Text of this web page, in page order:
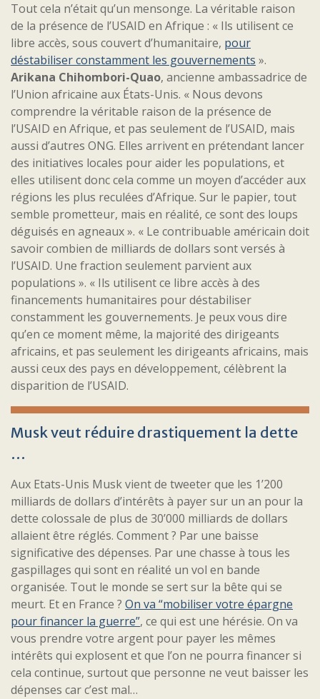
Tout cela n’était qu’un mensonge. La véritable raison
de la présence de l’USAID en Afrique : « Ils utilisent ce
libre accès, sous couvert d’humanitaire, pour
déstabiliser constamment les gouvernements ».
Arikana Chihombori-Quao, ancienne ambassadrice de
l’Union africaine aux États-Unis. « Nous devons
comprendre la véritable raison de la présence de
l’USAID en Afrique, et pas seulement de l’USAID, mais
aussi d’autres ONG. Elles arrivent en prétendant lancer
des initiatives locales pour aider les populations, et
elles utilisent donc cela comme un moyen d’accéder aux
régions les plus reculées d’Afrique. Sur le papier, tout
semble prometteur, mais en réalité, ce sont des loups
déguisés en agneaux ». « Le contribuable américain doit
savoir combien de milliards de dollars sont versés à
l’USAID. Une fraction seulement parvient aux
populations ». « Ils utilisent ce libre accès à des
financements humanitaires pour déstabiliser
constamment les gouvernements. Je peux vous dire
qu’en ce moment même, la majorité des dirigeants
africains, et pas seulement les dirigeants africains, mais
aussi ceux des pays en développement, célèbrent la
disparition de l’USAID.
Musk veut réduire drastiquement la dette
…
Aux Etats-Unis Musk vient de tweeter que les 1’200
milliards de dollars d’intérêts à payer sur un an pour la
dette colossale de plus de 30’000 milliards de dollars
allaient être réglés. Comment ? Par une baisse
significative des dépenses. Par une chasse à tous les
gaspillages qui sont en réalité un vol en bande
organisée. Tout le monde se sert sur la bête qui se
meurt. Et en France ? On va “mobiliser votre épargne
pour financer la guerre”, ce qui est une hérésie. On va
vous prendre votre argent pour payer les mêmes
intérêts qui explosent et que l’on ne pourra financer si
cela continue, surtout que personne ne veut baisser les
dépenses car c’est mal…